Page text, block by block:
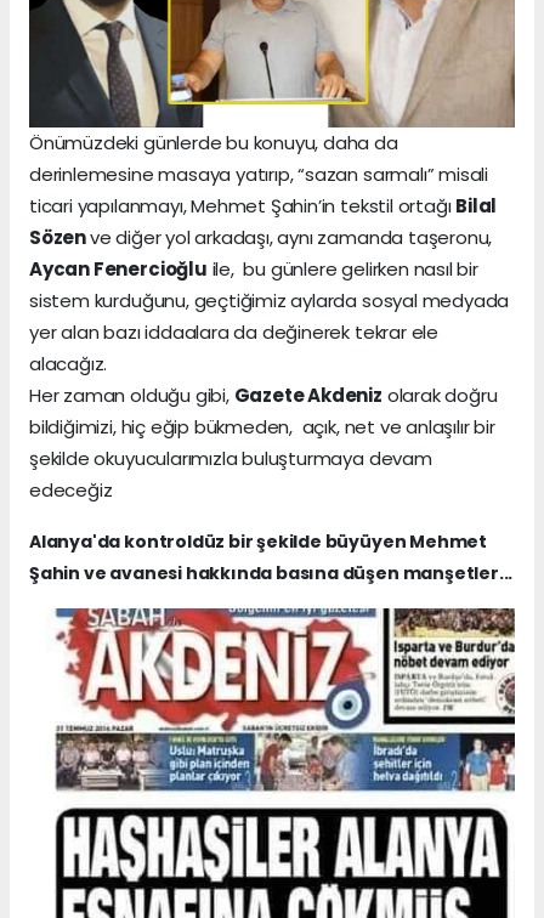
Önümüzdeki günlerde bu konuyu, daha da
derinlemesine masaya yatırıp, “sazan sarmalı” misali
ticari yapılanmayı, Mehmet Şahin’in tekstil ortağıBilal
Sözenve diğer yol arkadaşı, aynı zamanda taşeronu,
Aycan Fenercioğlu ile, bu günlere gelirken nasıl bir
sistem kurduğunu, geçtiğimiz aylarda sosyal medyada
yer alan bazı iddaalara da değinerek tekrar ele
alacağız.
Her zaman olduğu gibi, Gazete Akdeniz olarak doğru
bildiğimizi, hiç eğip bükmeden, açık, net ve anlaşılır bir
şekilde okuyucularımızla buluşturmaya devam
edeceğiz
Alanya'da kontroldüz bir şekilde büyüyen Mehmet
Şahin ve avanesi hakkında basına düşen manşetler...